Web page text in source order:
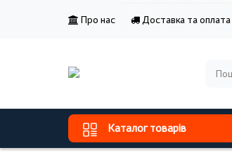
Про нас Доставка та оплата
Каталог товарів